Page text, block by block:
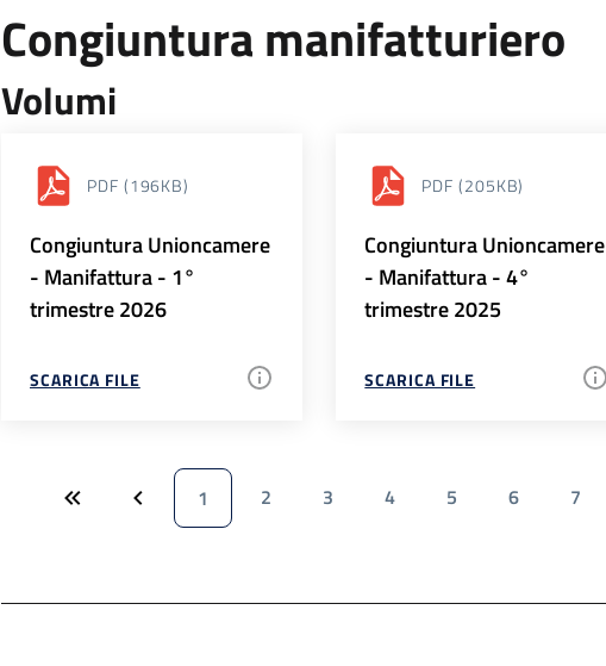
Congiuntura manifatturiero
Volumi
PDF (196KB)
Congiuntura Unioncamere
- Manifattura - 1°
trimestre 2026
SCARICA FILE
PDF (205KB)
Congiuntura Unioncamere
- Manifattura - 4°
trimestre 2025
SCARICA FILE
1 2 3 4 5 6 7